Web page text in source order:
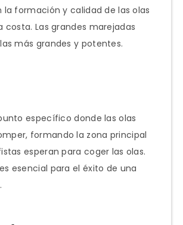
la formación y calidad de las olas
costa. Las grandes marejadas
más grandes y potentes.
específico donde las olas
formando la zona principal
esperan para coger las olas.
esencial para el éxito de una